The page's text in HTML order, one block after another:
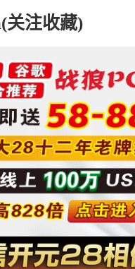
关注收藏)